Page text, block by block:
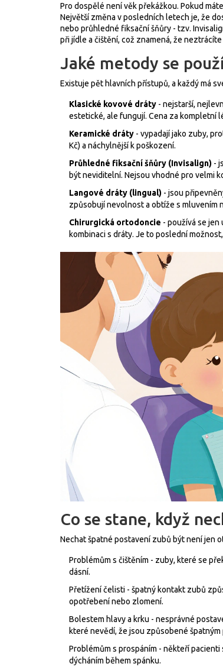
Pro dospělé není věk překážkou. Pokud
Největší změna v posledních letech je, že
nebo průhledné fiksační šňůry - tzv.
při jídle a čištění, což znamená, že
Jaké metody se
Existuje pět hlavních přístupů, a každý má
Klasické kovové dráty - nejstarší,
estetické, ale fungují. Cena za kompletní
Keramické dráty - vypadají jako zuby,
Kč) a náchylnější k poškození.
Průhledné fiksační šňůry (Invisalign) -
být neviditelní. Nejsou vhodné pro velmi
Langové dráty (lingual) - jsou
způsobují nevolnost a obtíže s mluvením
Chirurgická ortodoncie - používá se jen
kombinaci s dráty. Je to poslední
Co se stane, když
Nechat špatné postavení zubů být není jen
Problémům s čištěním - zuby, které se
dásní.
Přetížení čelisti - špatný kontakt zubů
opotřebení nebo zlomení.
Bolestem hlavy a krku - nesprávné
které nevědí, že jsou způsobené
Problémům s prospáním - někteří
dýcháním během spánku.